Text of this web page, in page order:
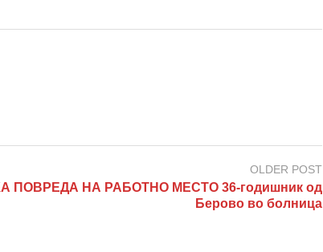
OLDER POST
ПОВРЕДА НА РАБОТНО МЕСТО 36-годишник од
Берово во болница